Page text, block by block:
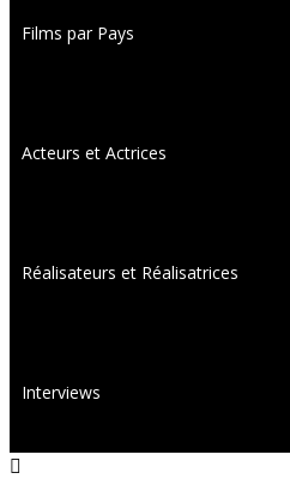
Films par Pays
Acteurs et Actrices
Réalisateurs et Réalisatrices
Interviews